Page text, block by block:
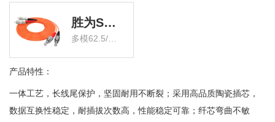
胜为SC/UPC-FC/UPC多模双芯光纤跳线
产品特性：
一体工艺，长线尾保护，坚固耐用不断裂；采用高品质陶瓷插芯，
数据互换性稳定，耐插拔次数高，性能稳定可靠；纤芯弯曲不敏